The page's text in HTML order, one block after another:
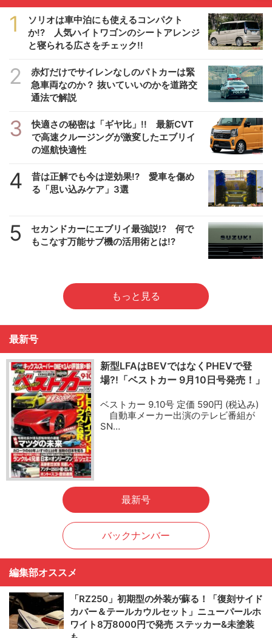
1
ソリオは車中泊にも使えるコンパクト
か!? 人気ハイトワゴンのシートアレンジ
と寝られる広さをチェック!!
2
赤灯だけでサイレンなしのパトカーは緊
急車両なのか？ 抜いていいのかを道路交
通法で解説
3
快適さの秘密は「ギヤ比」!! 最新CVT
で高速クルージングが激変したエブリイ
の巡航快適性
4
昔は正解でも今は逆効果!? 愛車を傷め
る「思い込みケア」3選
5
セカンドカーにエブリイ最強説!? 何で
もこなす万能サブ機の活用術とは!?
もっと見る
最新号
新型LFAはBEVではなくPHEVで登
場?!「ベストカー 9月10日号発売！」
ベストカー 9.10号 定価 590円 (税込み)
自動車メーカー出演のテレビ番組が
SN…
最新号
バックナンバー
編集部オススメ
「RZ250」初期型の外装が蘇る！「復刻サイド
カバー＆テールカウルセット」ニューパールホ
ワイト8万8000円で発売 ステッカー&未塗装